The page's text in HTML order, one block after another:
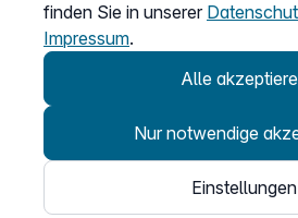
my.easybell
Easybell - eine Marke der
finden Sie in unserer
Impressum.
Alle
Nur notwendige
Einstellungen